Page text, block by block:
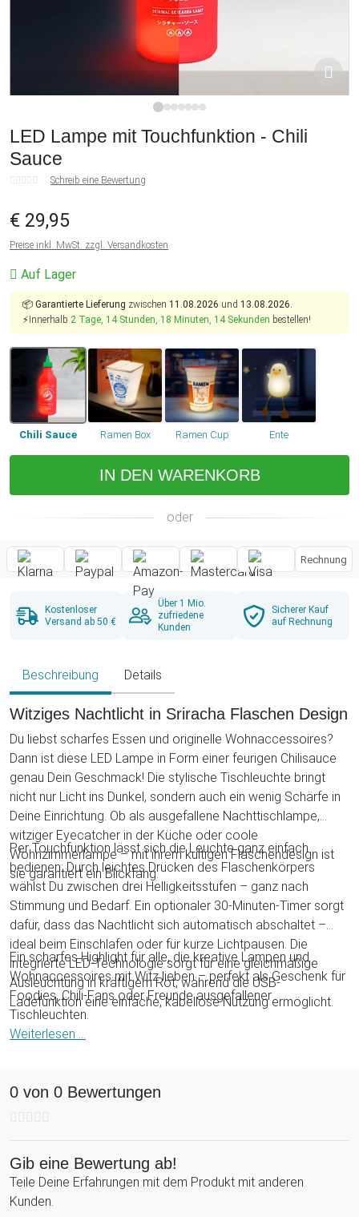
LED Lampe mit Touchfunktion - Chili
Sauce
Schreib eine Bewertung
€ 29,95
Preise inkl. MwSt. zzgl. Versandkosten
Auf Lager
📦 Garantierte Lieferung zwischen 11.08.2026 und 13.08.2026.
⚡Innerhalb 2 Tage, 14 Stunden, 18 Minuten, 13 Sekunden bestellen!
Chili Sauce Ramen Box Ramen Cup Ente
IN DEN WARENKORB
oder
Rechnung
Kostenloser
Versand ab 50 €
Über 1 Mio.
zufriedene
Kunden
Sicherer Kauf
auf Rechnung
Beschreibung Details
Witziges Nachtlicht in Sriracha Flaschen Design
Du liebst scharfes Essen und originelle Wohnaccessoires?
Dann ist diese LED Lampe in Form einer feurigen Chilisauce
genau Dein Geschmack! Die stylische Tischleuchte bringt
nicht nur Licht ins Dunkel, sondern auch ein wenig Schärfe in
Deine Einrichtung. Ob als ausgefallene Nachttischlampe,
witziger Eyecatcher in der Küche oder coole
Wohnzimmerlampe – mit ihrem kultigen Flaschendesign ist
sie garantiert ein Blickfang.
Per Touchfunktion lässt sich die Leuchte ganz einfach
bedienen: Durch leichtes Drücken des Flaschenkörpers
wählst Du zwischen drei Helligkeitsstufen – ganz nach
Stimmung und Bedarf. Ein optionaler 30-Minuten-Timer sorgt
dafür, dass das Nachtlicht sich automatisch abschaltet –
ideal beim Einschlafen oder für kurze Lichtpausen. Die
integrierte LED-Technologie sorgt für eine gleichmäßige
Ausleuchtung in kräftigem Rot, während die USB-
Ladefunktion eine einfache, kabellose Nutzung ermöglicht.
Ein scharfes Highlight für alle, die kreative Lampen und
Wohnaccessoires mit Witz lieben – perfekt als Geschenk für
Foodies, Chili-Fans oder Freunde ausgefallener
Tischleuchten.
Weiterlesen ...
0 von 0 Bewertungen
Gib eine Bewertung ab!
Teile Deine Erfahrungen mit dem Produkt mit anderen
Kunden.